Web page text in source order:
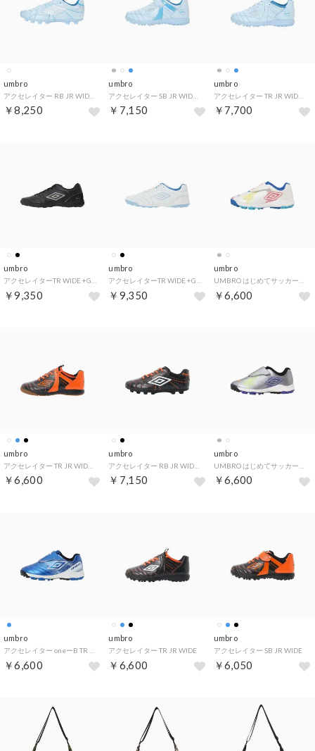
umbro
￥8,250
umbro
￥7,150
umbro
アクセレイター TR JR WIDE +GAINA
￥7,700
umbro
￥9,350
umbro
￥9,350
umbro
￥6,600
umbro
￥6,600
umbro
￥7,150
umbro
￥6,600
umbro
￥6,600
umbro
アクセレイター TR JR WIDE
￥6,600
umbro
アクセレイター SB JR WIDE
￥6,050